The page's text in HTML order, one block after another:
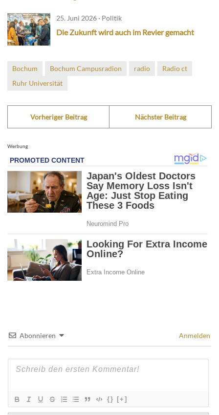
25. Juni 2026 · Politik
Die Zukunft wird auch im Revier gemacht
Bochum Bochum Campusradion radio
Radio ct
Ruhr Universität
Vorheriger Beitrag Nächster Beitrag
Werbung
Abonnieren Anmelden
{} [+]